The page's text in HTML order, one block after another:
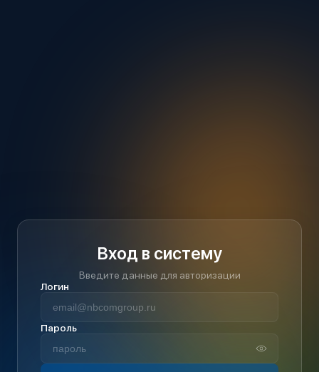
Вход в систему
Введите данные для авторизации
Логин
Пароль